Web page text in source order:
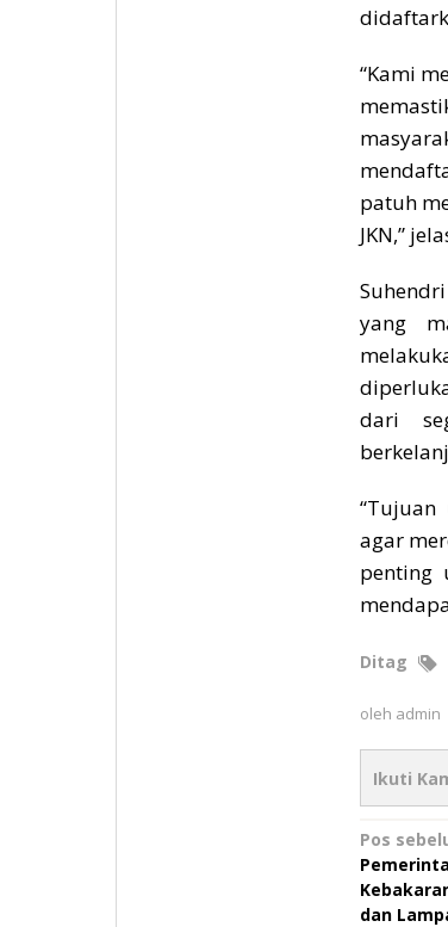
“Kami
patuh
JKN,”
yang
dari
agar
penting
Ditag
oleh admin
Ikuti
pos
Pos
dan